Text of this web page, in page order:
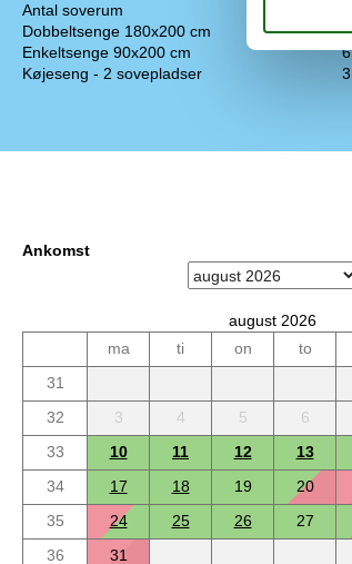
Antal soverum
Dobbeltsenge 180x200 cm
11
Enkeltsenge 90x200 cm
6
Køjeseng - 2 sovepladser
3
Ankomst
august 2026
ma
ti on to
31
32
3 4 5 6
33
10 11 12 13
34
17 18 19 20
35
24 25 26 27
36
31